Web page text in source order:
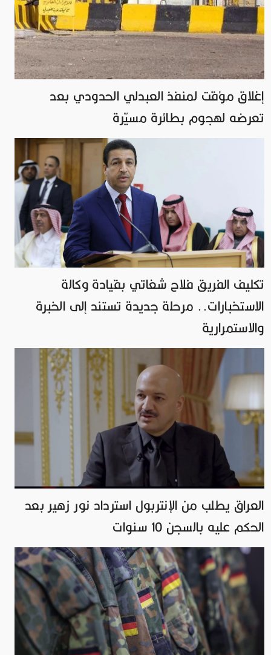
إغلاق مؤقت لمنفذ العبدلي الحدودي بعد
تعرضه لهجوم بطائرة مسيّرة
تكليف الفريق فلاح شغاتي بقيادة وكالة
الاستخبارات.. مرحلة جديدة تستند إلى الخبرة
والاستمرارية
العراق يطلب من الإنتربول استرداد نور زهير بعد
الحكم عليه بالسجن 10 سنوات